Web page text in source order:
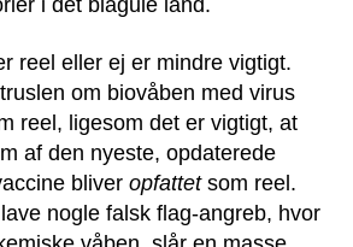
i det blågule land.
reel eller ej er mindre vigtigt.
om biovåben med virus
reel, ligesom det er vigtigt, at
af den nyeste, opdaterede
bliver opfattetsom reel.
nogle falsk flag-angreb, hvor